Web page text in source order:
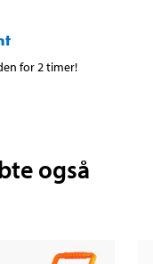
for 2 timer!
også